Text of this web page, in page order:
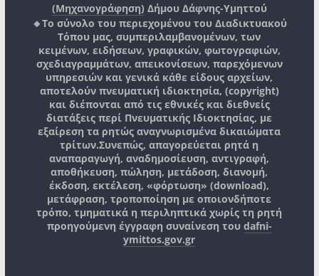
(Μηχανογράφηση) Δήμου Δάφνης-Υμηττού
🔸Το σύνολο του περιεχομένου του Διαδικτυακού
Τόπου μας, συμπεριλαμβανομένων, των
κειμένων, ειδήσεων, γραφικών, φωτογραφιών,
σχεδιαγραμμάτων, απεικονίσεων, παρεχόμενων
υπηρεσιών και γενικά κάθε είδους αρχείων,
αποτελούν πνευματική ιδιοκτησία, (copyright)
και διέπονται από τις εθνικές και διεθνείς
διατάξεις περί Πνευματικής Ιδιοκτησίας, με
εξαίρεση τα ρητώς αναγνωρισμένα δικαιώματα
τρίτων.Συνεπώς, απαγορεύεται ρητά η
αναπαραγωγή, αναδημοσίευση, αντιγραφή,
αποθήκευση, πώληση, μετάδοση, διανομή,
έκδοση, εκτέλεση, «φόρτωση» (download),
μετάφραση, τροποποίηση με οποιονδήποτε
τρόπο, τμηματικά η περιληπτικά χωρίς τη ρητή
προηγούμενη έγγραφη συναίνεση του dafni-
ymittos.gov.gr